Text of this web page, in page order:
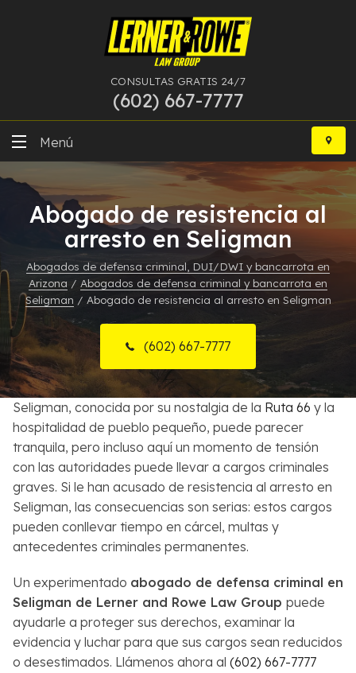
CONSULTAS GRATIS 24/7
(602) 667-7777
Ir
contenido
Menú
DUI
Delitos Graves
Bancarrota
Más Especialidades
Recursos
Sobre Nosotros
Contactos
English
Buscar
Abogado de resistencia al
arresto en Seligman
Abogados de defensa criminal, DUI/DWI y bancarrota en
Arizona / Abogados de defensa criminal y bancarrota en
Seligman / Abogado de resistencia al arresto en Seligman
(602) 667-7777
Seligman, conocida por su nostalgia de la Ruta 66 y la
hospitalidad de pueblo pequeño, puede parecer
tranquila, pero incluso aquí un momento de tensión
con las autoridades puede llevar a cargos criminales
graves. Si le han acusado de resistencia al arresto en
Seligman, las consecuencias son serias: estos cargos
pueden conllevar tiempo en cárcel, multas y
antecedentes criminales permanentes.
Un experimentado abogado de defensa criminal en
Seligman de Lerner and Rowe Law Group puede
ayudarle a proteger sus derechos, examinar la
evidencia y luchar para que sus cargos sean reducidos
o desestimados. Llámenos ahora al (602) 667-7777